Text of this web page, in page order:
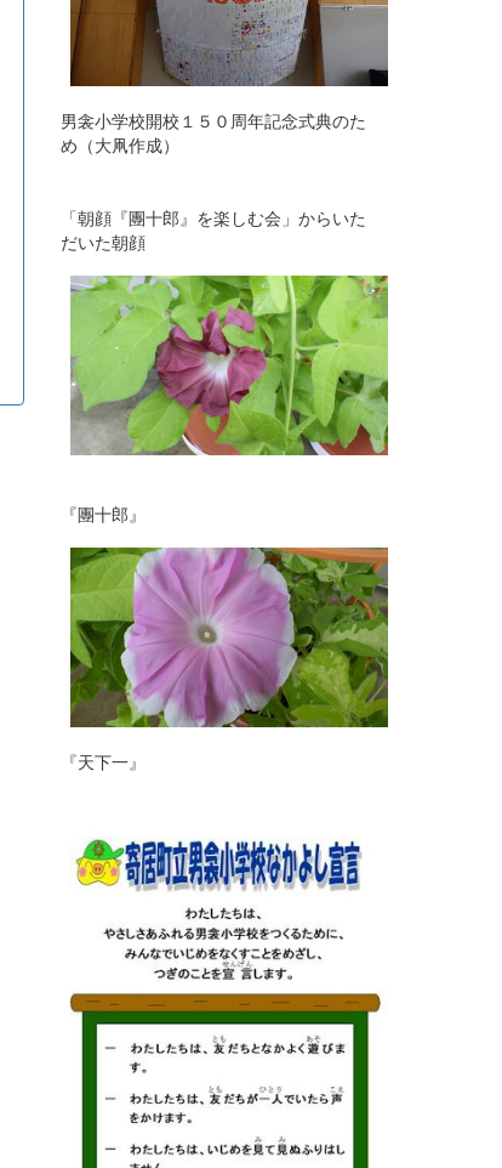
男衾小学校開校１５０周年記念式典のた
め（大凧作成）
「朝顔『團十郎』を楽しむ会」からいた
だいた朝顔
『團十郎』
『天下一』